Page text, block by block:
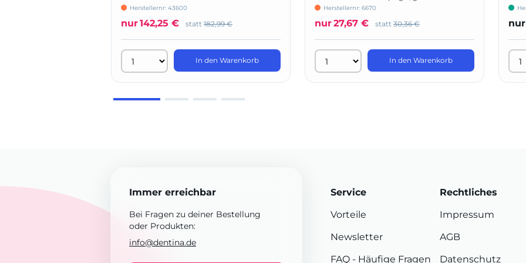
Herstellernr: 43600
nur142,25 € statt 182,99 €
In den Warenkorb
FormHerstellernr: 6670
nur27,67 € statt 30,36 €
In den Warenkorb
nur
Immer erreichbar
Bei Fragen zu deiner Bestellung
oder Produkten:
info@dentina.de
Service
Vorteile
Newsletter
FAQ - Häufige Fragen
Rechtliches
Impressum
AGB
Datenschutz